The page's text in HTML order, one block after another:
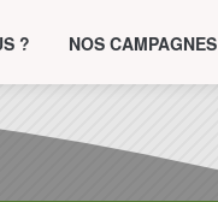
? NOS CAMPAGNES